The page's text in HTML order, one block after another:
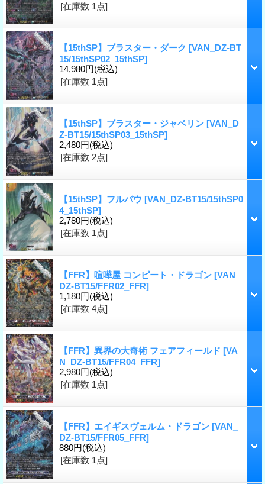
[在庫数 1点]
【15thSP】ブラスター・ダーク [VAN_DZ-BT
15/15thSP02_15thSP]
14,980円(税込)
[在庫数 1点]
【15thSP】ブラスター・ジャベリン [VAN_D
Z-BT15/15thSP03_15thSP]
2,480円(税込)
[在庫数 2点]
【15thSP】フルバウ [VAN_DZ-BT15/15thSP0
4_15thSP]
2,780円(税込)
[在庫数 1点]
【FFR】喧嘩屋 コンピート・ドラゴン [VAN_
DZ-BT15/FFR02_FFR]
1,180円(税込)
[在庫数 4点]
【FFR】異界の大奇術 フェアフィールド [VA
N_DZ-BT15/FFR04_FFR]
2,980円(税込)
[在庫数 1点]
【FFR】エイギスヴェルム・ドラゴン [VAN_
DZ-BT15/FFR05_FFR]
880円(税込)
[在庫数 1点]